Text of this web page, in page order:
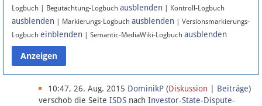
Anmelden
Datenschutz
Über Lobbypedia
Logbuch | Begutachtung-Logbuch ausblenden | Kontroll-Logbuch
ausblenden | Markierungs-Logbuch ausblenden | Versionsmarkierungs-
Logbuch einblenden | Semantic-MediaWiki-Logbuch ausblenden
10:47, 26. Aug. 2015 DominikP (Diskussion Beiträge)
verschob die Seite ISDS nach Investor-State-Dispute-